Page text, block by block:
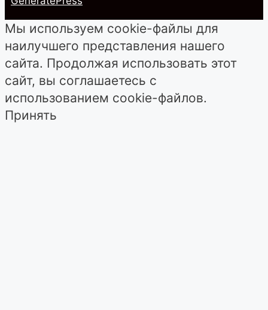
Мы используем cookie-файлы для
наилучшего представления нашего
сайта. Продолжая использовать этот
сайт, вы соглашаетесь с
использованием cookie-файлов.
Принять